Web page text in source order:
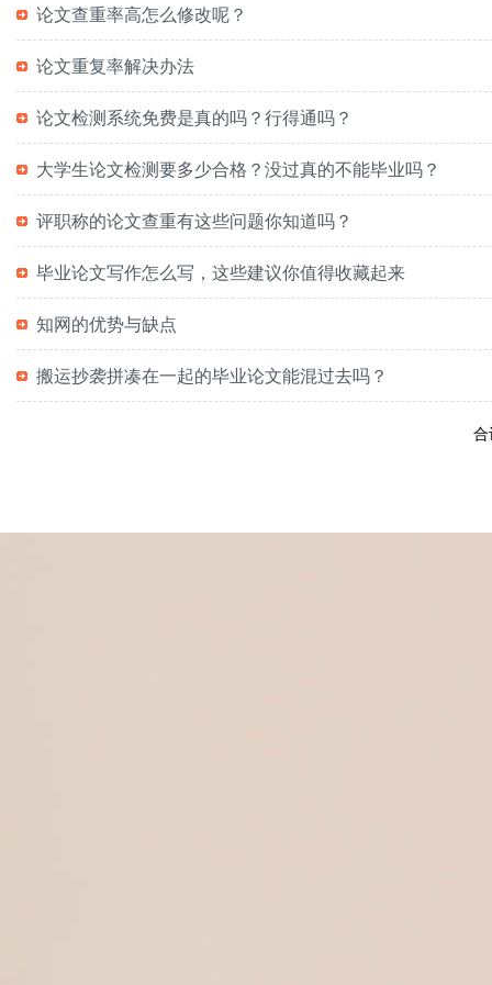
论文查重率高怎么修改呢？
论文重复率解决办法
论文检测系统免费是真的吗？行得通吗？
大学生论文检测要多少合格？没过真的不能毕业吗？
评职称的论文查重有这些问题你知道吗？
毕业论文写作怎么写，这些建议你值得收藏起来
知网的优势与缺点
搬运抄袭拼凑在一起的毕业论文能混过去吗？